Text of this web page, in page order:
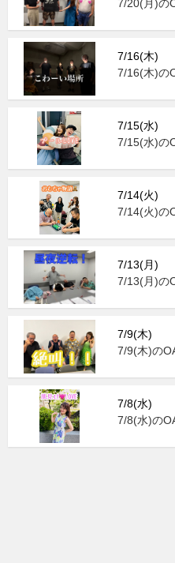
7/20(月)の
7/16(木)
7/16(木)の
7/15(水)
7/15(水)の
7/14(火)
7/14(火)の
7/13(月)
7/13(月)の
7/9(木)
7/9(木)の
7/8(水)
7/8(水)の